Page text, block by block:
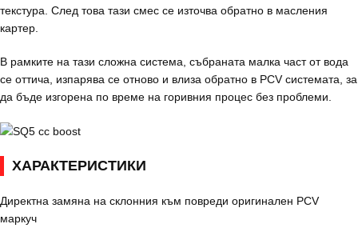
текстура. След това тази смес се източва обратно в масления
картер.
В рамките на тази сложна система, събраната малка част от вода
се оттича, изпарява се отново и влиза обратно в PCV системата, за
да бъде изгорена по време на горивния процес без проблеми.
ХАРАКТЕРИСТИКИ
Директна замяна на склонния към повреди оригинален PCV
маркуч